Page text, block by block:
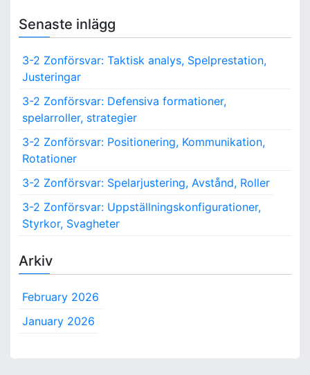
Senaste inlägg
3-2 Zonförsvar: Taktisk analys, Spelprestation,
Justeringar
3-2 Zonförsvar: Defensiva formationer,
spelarroller, strategier
3-2 Zonförsvar: Positionering, Kommunikation,
Rotationer
3-2 Zonförsvar: Spelarjustering, Avstånd, Roller
3-2 Zonförsvar: Uppställningskonfigurationer,
Styrkor, Svagheter
Arkiv
February 2026
January 2026